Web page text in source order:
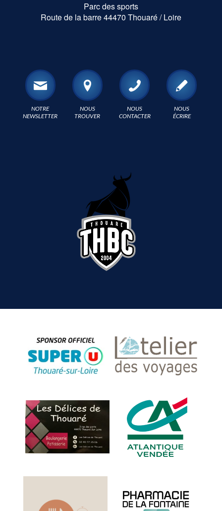
Parc des sports
Route de la barre 44470 Thouaré / Loire
NOTRE
NEWSLETTER
NOUS
TROUVER
NOUS
CONTACTER
NOUS
ÉCRIRE